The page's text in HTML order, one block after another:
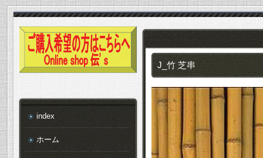
J_竹 芝串
index
ホーム